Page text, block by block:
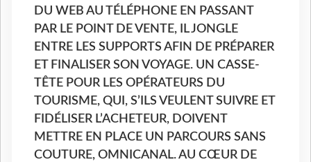
DU WEB AU TÉLÉPHONE EN PASSANT
PAR LE POINT DE VENTE, IL JONGLE
ENTRE LES SUPPORTS AFIN DE PRÉPARER
ET FINALISER SON VOYAGE. UN CASSE-
TÊTE POUR LES OPÉRATEURS DU
TOURISME, QUI, S’ILS VEULENT SUIVRE ET
FIDÉLISER L’ACHETEUR, DOIVENT
METTRE EN PLACE UN PARCOURS SANS
COUTURE, OMNICANAL. AU CŒUR DE